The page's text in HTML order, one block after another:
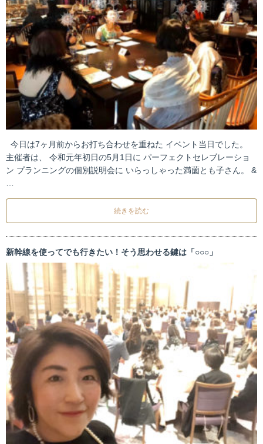
今日は7ヶ月前からお打ち合わせを重ねた イベント当日でした。
主催者は、 令和元年初日の5月1日に パーフェクトセレブレーショ
ン プランニングの個別説明会に いらっしゃった満薗とも子さん。 &
続きを読む
新幹線を使ってでも行きたい！そう思わせる鍵は「○○○」